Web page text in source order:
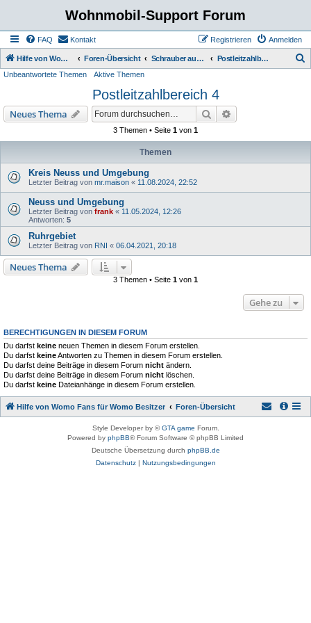
Wohnmobil-Support Forum
FAQ Kontakt Anmelden
Registrieren
Hilfe von Womo Fans für Womo Besitzer Foren-Übersicht Schrauber aus der Region nicht kommerziell Postleitzahlbereich 4
Unbeantwortete Themen Aktive Themen
Postleitzahlbereich 4
Neues Thema Suche
3 Themen • Seite 1 von 1
Themen
Kreis Neuss und Umgebung
Letzter Beitrag von mr.maison « 11.08.2024, 22:52
Neuss und Umgebung
Letzter Beitrag von frank « 11.05.2024, 12:26
Antworten: 5
Ruhrgebiet
Letzter Beitrag von RNI « 06.04.2021, 20:18
Neues Thema
3 Themen • Seite 1 von 1
Gehe zu
BERECHTIGUNGEN IN DIESEM FORUM
Du darfst keine neuen Themen in diesem Forum erstellen.
Du darfst keineAntworten zu Themen in diesem Forum erstellen.
Du darfst deine Beiträge in diesem Forum nicht ändern.
Du darfst deine Beiträge in diesem Forum nicht löschen.
Du darfst keine Dateianhänge in diesem Forum erstellen.
Hilfe von Womo Fans für Womo Besitzer Foren-Übersicht
Style Developer by ©GTA game Forum.
Powered by phpBB® Forum Software © phpBB Limited
Deutsche Übersetzung durch phpBB.de
Datenschutz| Nutzungsbedingungen